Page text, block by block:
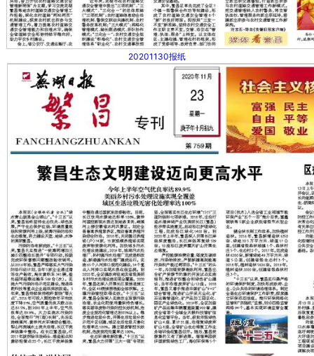
20201130报纸